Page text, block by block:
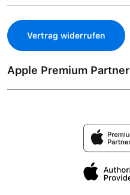
Vertrag widerrufen
Apple Premium Partner